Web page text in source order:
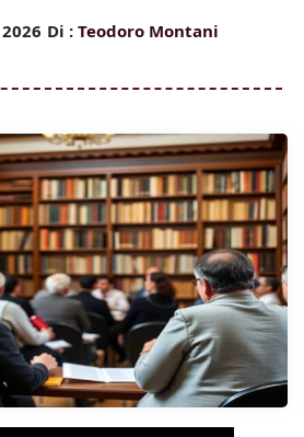
Di : Teodoro Montani